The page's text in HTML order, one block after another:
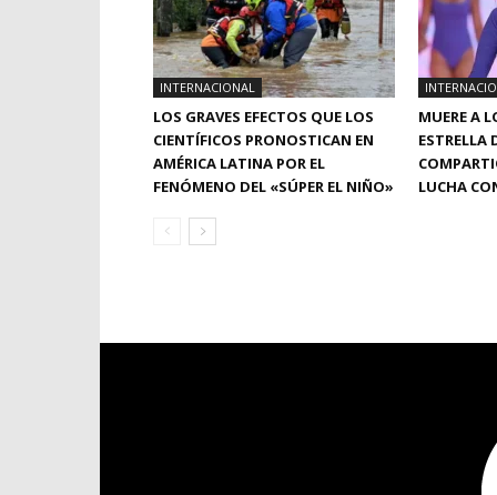
INTERNACIONAL
LOS GRAVES EFECTOS QUE LOS
CIENTÍFICOS PRONOSTICAN EN
AMÉRICA LATINA POR EL
FENÓMENO DEL «SÚPER EL NIÑO»
MUERE A
ESTRELLA
LUCHA